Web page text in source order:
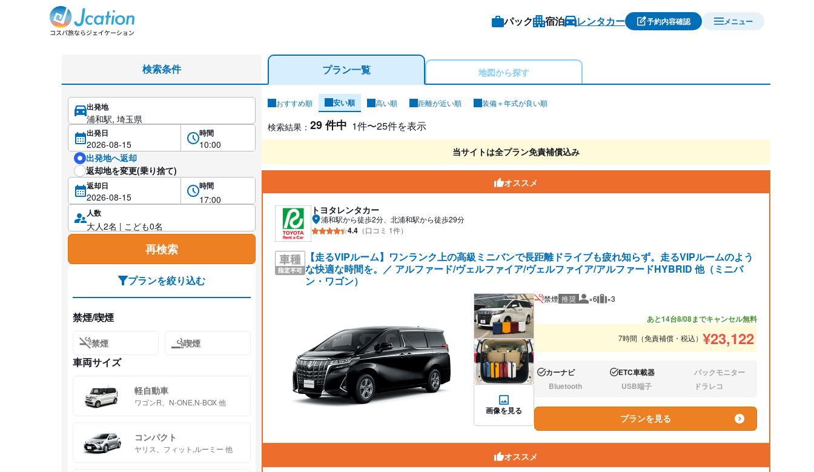
パック 宿泊 レンタカー 予約内容確認 メニュー
プラン一覧 地図から探す
おすすめ順 安い順 高い順 距離が近い順 装備＋年式が良い順
レンタカー検索結果
検索結果： 29 件中 1件〜25件を表示
当サイトは全プラン免責補償込み
オススメ
トヨタレンタカー
浦和駅から徒歩2分、北浦和駅から徒歩29分
4.4 （口コミ 1件）
【走るVIPルーム】ワンランク上の高級ミニバンで長距離ドライブも疲れ知らず。走るVIPルームのよう
な快適な時間を。／ アルファード/ヴェルファイア/ヴェルファイア/アルファードHYBRID 他（ミニバ
ン・ワゴン）
画像を見る
禁煙 推奨 推奨人数
×6 推奨荷物
×3
あと14台8/08までキャンセル無料
7時間（免責補償・税込） ¥23,122
あり:カーナビ あり:ETC車載器 なし:バックモニター
なし:Bluetooth なし:USB端子 なし:ドラレコ
プランを見る
オススメ
検索条件
出発地
出発日 時間
出発地へ返却
返却地を変更(乗り捨て)
返却日 時間
人数
再検索
プランを絞り込む
禁煙/喫煙
禁煙 喫煙
車両サイズ
軽自動車
ワゴンR、N-ONE,N-BOX 他
コンパクト
ヤリス、フィット,ルーミー 他